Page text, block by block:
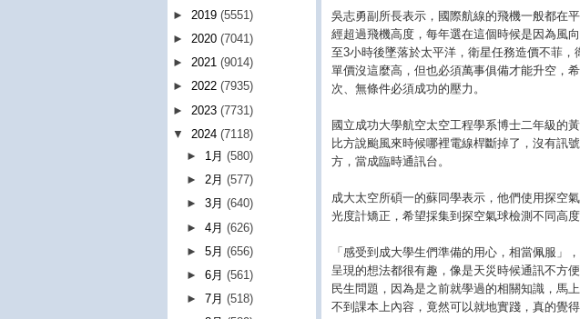
吳志勇副所長表示，國際航線的飛機一般都在
經超過飛機高度，每年選在這個時候是因為風
至3小時後墜落於太平洋，衛星任務造價不菲
單價沒這麼高，但也必須萬事俱備才能升空，
次、無條件必須成功的壓力。
國立成功大學航空太空工程學系博士二年級的
比方說颱風來時候哪裡電線桿斷掉了，沒有訊
方，當成臨時通訊台。
成大太空所碩一的蘇同學表示，他們使用探空
光度計矯正，希望採集到探空氣球檢測不同高
「感受到成大學生們準備的用心，相當佩服」
呈現的想法都很有趣，像是天災時候通訊不方
民生問題，因為是之前就學過的相關知識，馬
不到課本上內容，竟然可以就地實踐，真的覺得
► 2019 (5551)
► 2020 (7041)
► 2021 (9014)
► 2022 (7935)
► 2023 (7731)
▼ 2024 (7118)
► 1月(580)
►2月(577)
►3月(640)
►4月(626)
►5月(656)
►6月(561)
►7月(518)